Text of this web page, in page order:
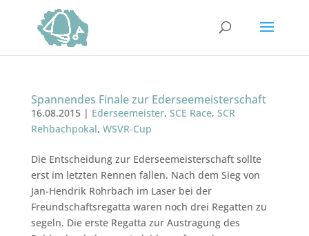
Spannendes Finale zur Ederseemeisterschaft
16.08.2015| Ederseemeister, SCE Race, SCR
Rehbachpokal, WSVR-Cup
Die Entscheidung zur Ederseemeisterschaft sollte
erst im letzten Rennen fallen. Nach dem Sieg von
Jan-Hendrik Rohrbach im Laser bei der
Freundschaftsregatta waren noch drei Regatten zu
segeln. Die erste Regatta zur Austragung des